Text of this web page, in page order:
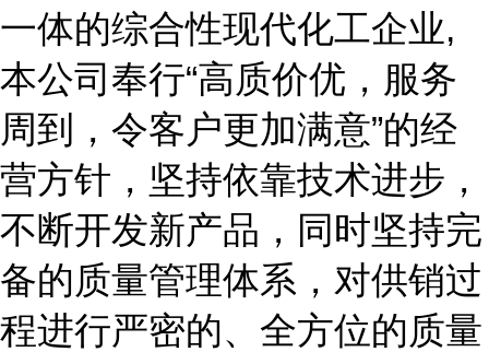
一体的综合性现代化工企业,
本公司奉行“高质价优，服务
周到，令客户更加满意”的经
营方针，坚持依靠技术进步，
不断开发新产品，同时坚持完
备的质量管理体系，对供销过
程进行严密的、全方位的质量